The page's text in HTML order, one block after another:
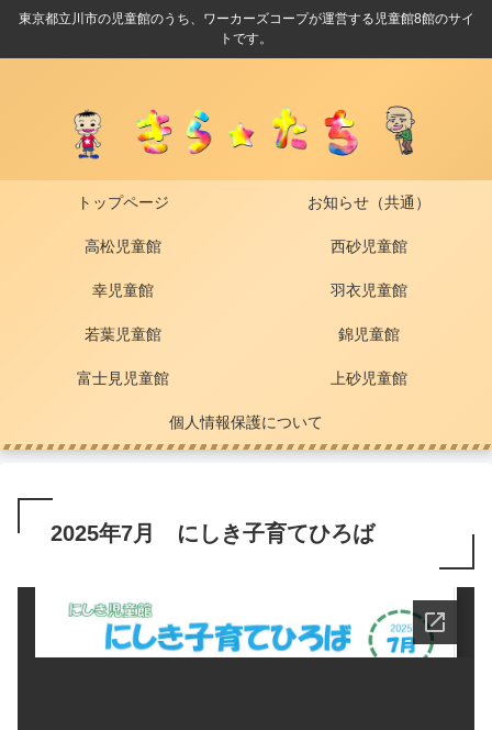
東京都立川市の児童館のうち、ワーカーズコープが運営する児童館8館のサイ
トです。
トップページ お知らせ（共通）
高松児童館 西砂児童館
幸児童館 羽衣児童館
若葉児童館 錦児童館
富士見児童館 上砂児童館
個人情報保護について
2025年7月 にしき子育てひろば